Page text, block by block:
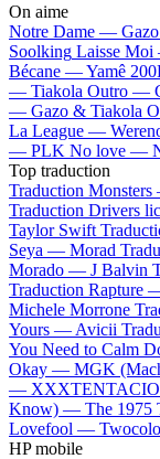
On aime
Notre Dame —
Soolking Laisse
Bécane —Yamê
— Tiakola Outro —
— Gazo & Tiakola
La League —
— PLK No love —
Top traduction
Traduction
Traduction Drivers
Taylor Swift
Seya — Morad
Morado — J Balvin
Traduction Rapture
Michele Morrone
Yours — Avicii
You Need to Calm
Okay — MGK
—
Know) — The 1975
Lovefool —
HP mobile